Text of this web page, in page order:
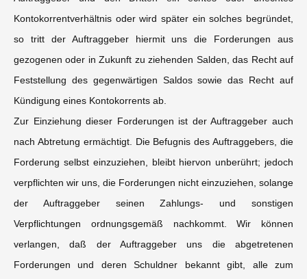
Kontokorrentverhältnis oder wird später ein solches begründet,
so tritt der Auftraggeber hiermit uns die Forderungen aus
gezogenen oder in Zukunft zu ziehenden Salden, das Recht auf
Feststellung des gegenwärtigen Saldos sowie das Recht auf
Kündigung eines Kontokorrents ab.
Zur Einziehung dieser Forderungen ist der Auftraggeber auch
nach Abtretung ermächtigt. Die Befugnis des Auftraggebers, die
Forderung selbst einzuziehen, bleibt hiervon unberührt; jedoch
verpflichten wir uns, die Forderungen nicht einzuziehen, solange
der Auftraggeber seinen Zahlungs- und sonstigen
Verpflichtungen ordnungsgemäß nachkommt. Wir können
verlangen, daß der Auftraggeber uns die abgetretenen
Forderungen und deren Schuldner bekannt gibt, alle zum